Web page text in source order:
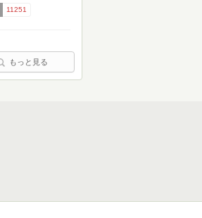
11251
もっと見る